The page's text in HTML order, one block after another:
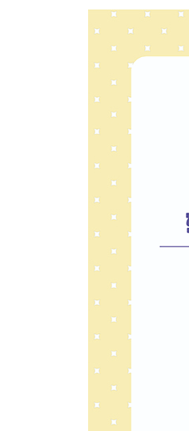
대처법 7: 친구들
대처법 8: 학교 가
대처법 9: 전문가
대처법 11: 담임
에필로그: 모든